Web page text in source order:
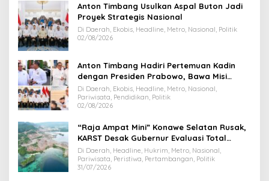
Anton Timbang Usulkan Aspal Buton Jadi
Proyek Strategis Nasional
Di Daerah, Ekobis, Headline, Metro, Nasional, Politik
02/08/2026
Anton Timbang Hadiri Pertemuan Kadin
dengan Presiden Prabowo, Bawa Misi
Majukan Ekonomi Sultra
Di Daerah, Ekobis, Headline, Metro, Nasional,
Pariwisata, Pendidikan, Politik
02/08/2026
“Raja Ampat Mini” Konawe Selatan Rusak,
KARST Desak Gubernur Evaluasi Total
Dispar Sultra
Di Daerah, Headline, Hukrim, Metro, Nasional,
Pariwisata, Peristiwa, Pertambangan, Politik
31/07/2026